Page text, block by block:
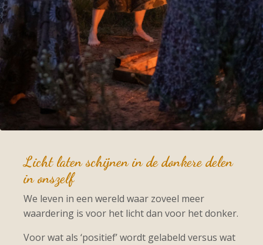
Licht laten schijnen in de donkere delen
in onszelf
We leven in een wereld waar zoveel meer
waardering is voor het licht dan voor het donker.
Voor wat als ‘positief’ wordt gelabeld versus wat